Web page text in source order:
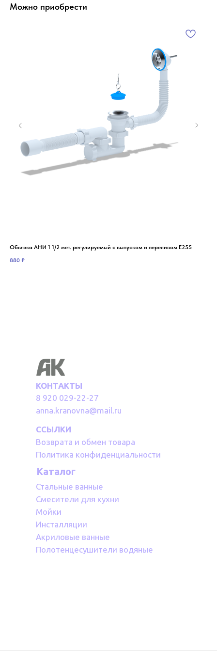
Можно приобрести
Обвязка АНИ 1 1/2 мет. регулируемый с выпуском и переливом Е255
880 ₽
КОНТАКТЫ
8 920 029-22-27
anna.kranovna@mail.ru
ССЫЛКИ
Возврата и обмен товара
Политика конфиденциальности
Каталог
Стальные ванные
Смесители для кухни
Мойки
Инсталляции
Акриловые ванные
Полотенцесушители водяные